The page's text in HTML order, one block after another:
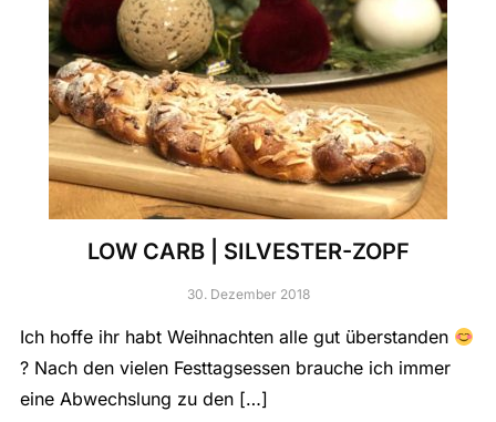
LOW CARB | SILVESTER-ZOPF
30. Dezember 2018
Ich hoffe ihr habt Weihnachten alle gut überstanden
? Nach den vielen Festtagsessen brauche ich immer
eine Abwechslung zu den […]